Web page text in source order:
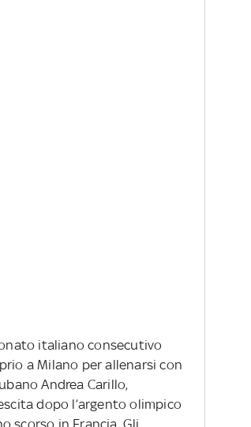
italiano consecutivo
a Milano per allenarsi con
Andrea Carillo,
dopo l’argento olimpico
scorso in Francia. Gli